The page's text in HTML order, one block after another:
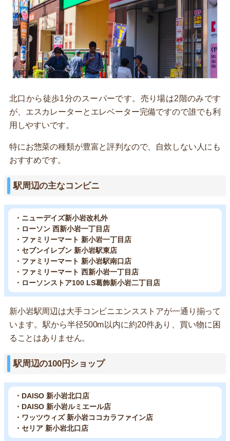
北口から徒歩1分のスーパーです。売り場は2階のみです
が、エスカレーターとエレベーター完備ですので誰でも利
用しやすいです。
特にお惣菜の種類が豊富と評判なので、自炊しない人にも
おすすめです。
駅周辺の主なコンビニ
・ニューデイズ新小岩改札外
・ローソン 西新小岩一丁目店
・ファミリーマート 新小岩一丁目店
・セブンイレブン 新小岩駅東店
・ファミリーマート 新小岩駅南口店
・ファミリーマート 西新小岩一丁目店
・ローソンストア100 LS葛飾新小岩二丁目店
新小岩駅周辺は大手コンビニエンスストアが一通り揃って
います。駅から半径500m以内に約20件あり、買い物に困
ることはありません。
駅周辺の100円ショップ
・DAISO 新小岩北口店
・DAISO 新小岩ルミエール店
・ワッツウィズ 新小岩ココカラファイン店
・セリア 新小岩北口店